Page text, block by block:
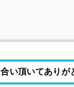
い頂いてありが